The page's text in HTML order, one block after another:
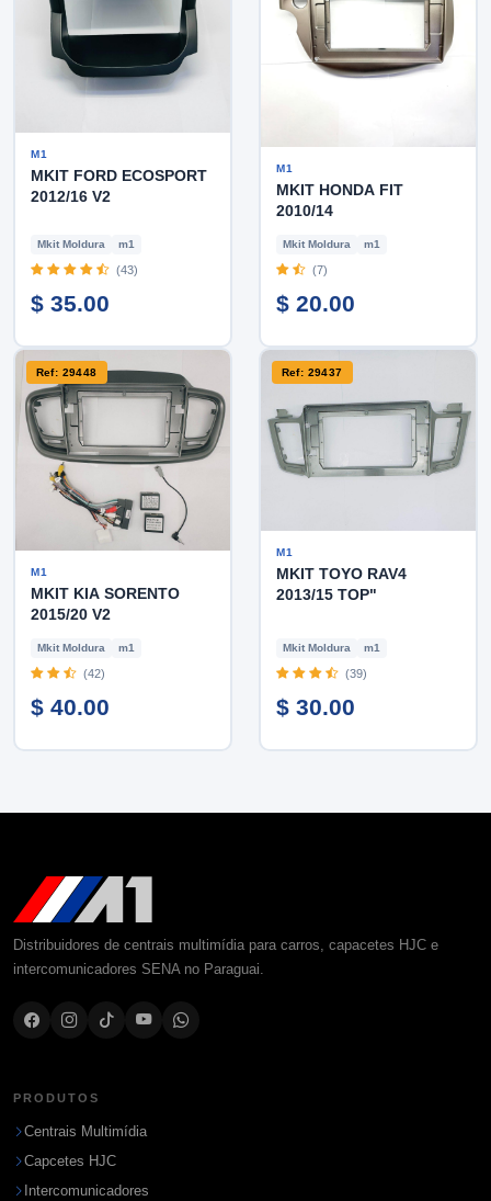
M1
MKIT FORD ECOSPORT
2012/16 V2
Mkit Moldura m1
(43)
$ 35.00
M1
MKIT HONDA FIT
2010/14
Mkit Moldura m1
(7)
$ 20.00
Ref: 29448
M1
MKIT KIA SORENTO
2015/20 V2
Mkit Moldura m1
(42)
$ 40.00
Ref: 29437
M1
MKIT TOYO RAV4
2013/15 TOP"
Mkit Moldura m1
(39)
$ 30.00
Distribuidores de centrais multimídia para carros, capacetes HJC e
intercomunicadores SENA no Paraguai.
PRODUTOS
Centrais Multimídia
Capcetes HJC
Intercomunicadores